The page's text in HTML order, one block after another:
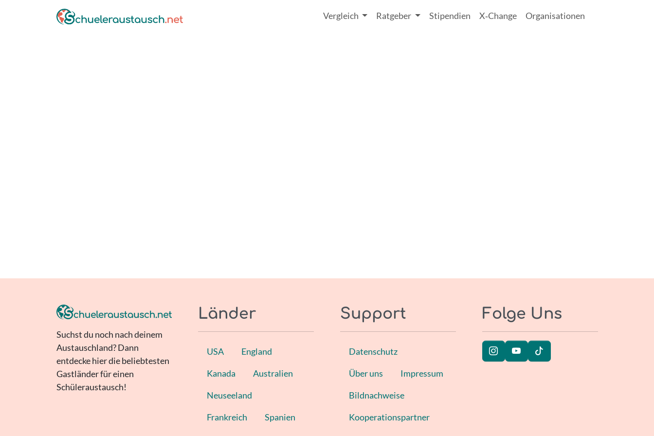
Vergleich Ratgeber Stipendien X‑Change Organisationen
Suchst du noch nach deinem
Austauschland? Dann
entdecke hier die beliebtesten
Gastländer für einen
Schüleraustausch!
Länder
USA England
Kanada Australien
Neuseeland
Frankreich Spanien
Support
Datenschutz
Über uns Impressum
Bildnachweise
Kooperationspartner
Folge Uns